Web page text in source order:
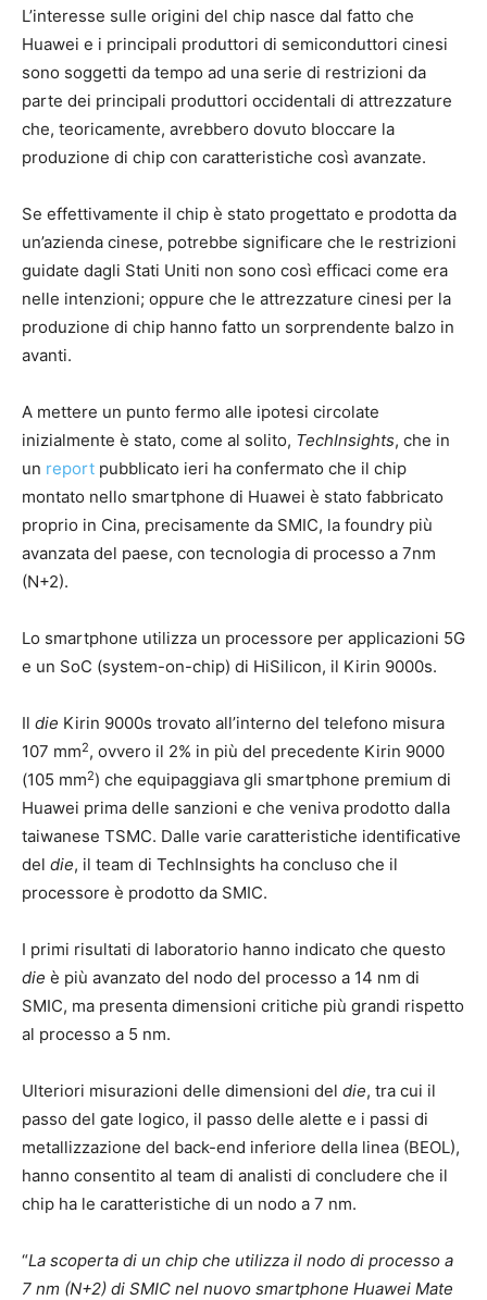
L’interesse sulle origini del chip nasce dal fatto che
Huawei e i principali produttori di semiconduttori cinesi
sono soggetti da tempo ad una serie di restrizioni da
parte dei principali produttori occidentali di attrezzature
che, teoricamente, avrebbero dovuto bloccare la
produzione di chip con caratteristiche così avanzate.
Se effettivamente il chip è stato progettato e prodotta da
un’azienda cinese, potrebbe significare che le restrizioni
guidate dagli Stati Uniti non sono così efficaci come era
nelle intenzioni; oppure che le attrezzature cinesi per la
produzione di chip hanno fatto un sorprendente balzo in
avanti.
A mettere un punto fermo alle ipotesi circolate
inizialmente è stato, come al solito, TechInsights, che in
un report pubblicato ieri ha confermato che il chip
montato nello smartphone di Huawei è stato fabbricato
proprio in Cina, precisamente da SMIC, la foundry più
avanzata del paese, con tecnologia di processo a 7nm
(N+2).
Lo smartphone utilizza un processore per applicazioni 5G
e un SoC (system-on-chip) di HiSilicon, il Kirin 9000s.
Il die Kirin 9000s trovato all’interno del telefono misura
107 mm2, ovvero il 2% in più del precedente Kirin 9000
(105 mm2) che equipaggiava gli smartphone premium di
Huawei prima delle sanzioni e che veniva prodotto dalla
taiwanese TSMC. Dalle varie caratteristiche identificative
del die, il team di TechInsights ha concluso che il
processore è prodotto da SMIC.
I primi risultati di laboratorio hanno indicato che questo
die è più avanzato del nodo del processo a 14 nm di
SMIC, ma presenta dimensioni critiche più grandi rispetto
al processo a 5 nm.
Ulteriori misurazioni delle dimensioni del die, tra cui il
passo del gate logico, il passo delle alette e i passi di
metallizzazione del back-end inferiore della linea (BEOL),
hanno consentito al team di analisti di concludere che il
chip ha le caratteristiche di un nodo a 7 nm.
“La scoperta di un chip che utilizza il nodo di processo a
7 nm (N+2) di SMIC nel nuovo smartphone Huawei Mate